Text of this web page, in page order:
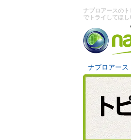
ナプロアースの
でトライしてほし
ナプロアース